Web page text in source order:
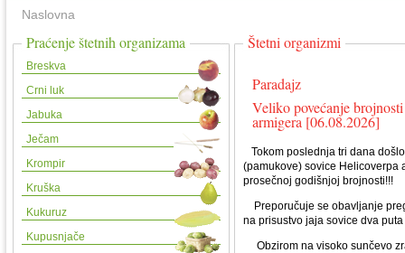
Naslovna
Praćenje štetnih organizama
Breskva
Crni luk
Jabuka
Ječam
Krompir
Kruška
Kukuruz
Kupusnjače
Štetni organizmi
Paradajz
Veliko povećanje
armigera [06.08.2026]
Tokom poslednja tri dana
(pamukove) sovice Helicoverpa
prosečnoj godišnjoj brojnosti!!!
Preporučuje se obavljanje
na prisustvo jaja sovice dva
Obzirom na visoko sunčevo